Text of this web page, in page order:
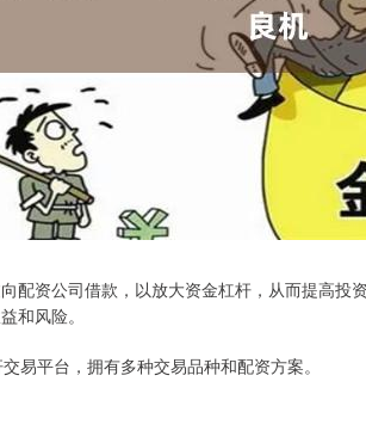
配资公司借款，以放大资金杠杆，从而提高投
和风险。
易平台，拥有多种交易品种和配资方案。